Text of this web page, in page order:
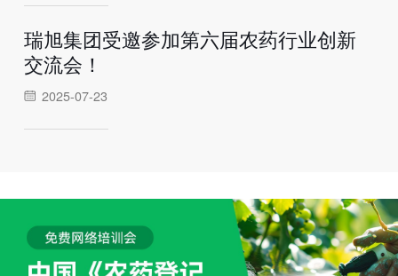
瑞旭集团受邀参加第六届农药行业创新
交流会！
2025-07-23